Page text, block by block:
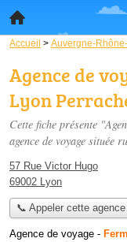
Accueil > Auvergne-
Agence de
Lyon
Cette fiche présente
agence de voyage située
57 Rue Victor Hugo
69002 Lyon
📞 Appeler cette
Agence de voyage -